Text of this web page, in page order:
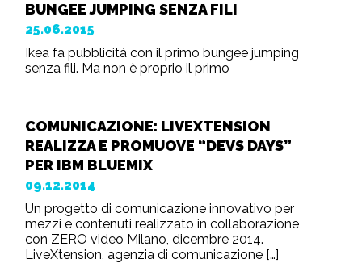
BUNGEE JUMPING SENZA FILI
25.06.2015
Ikea fa pubblicità con il primo bungee jumping
senza fili. Ma non è proprio il primo
COMUNICAZIONE: LIVEXTENSION
REALIZZA E PROMUOVE “DEVS DAYS”
PER IBM BLUEMIX
09.12.2014
Un progetto di comunicazione innovativo per
mezzi e contenuti realizzato in collaborazione
con ZERO video Milano, dicembre 2014.
LiveXtension, agenzia di comunicazione […]